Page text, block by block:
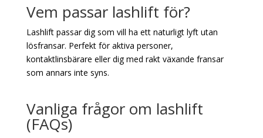
Vem passar lashlift för?
Lashlift passar dig som vill ha ett naturligt lyft utan
lösfransar. Perfekt för aktiva personer,
kontaktlinsbärare eller dig med rakt växande fransar
som annars inte syns.
Vanliga frågor om lashlift
(FAQs)